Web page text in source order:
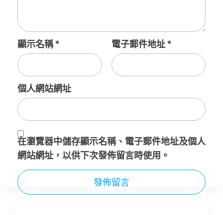
顯示名稱* 電子郵件地址*
個人網站網址
在瀏覽器中儲存顯示名稱、電子郵件地址及個人
網站網址，以供下次發佈留言時使用。